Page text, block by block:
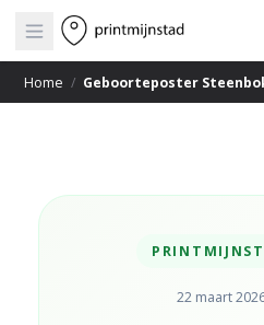
Open main menu
Home / Geboorteposter
22 maart